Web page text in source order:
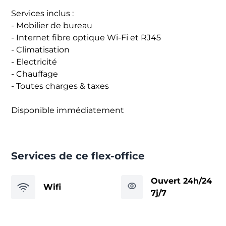
Services inclus :
- Mobilier de bureau
- Internet fibre optique Wi-Fi et RJ45
- Climatisation
- Electricité
- Chauffage
- Toutes charges & taxes
Disponible immédiatement
Services de ce flex-office
Wifi
Ouvert 24h/24
7j/7